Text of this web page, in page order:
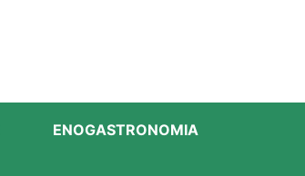
ENOGASTRONOMIA